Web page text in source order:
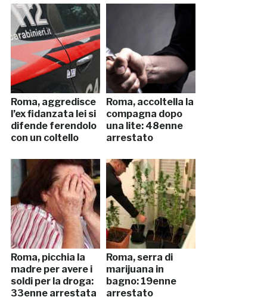
Roma, aggredisce
l’ex fidanzata lei si
difende ferendolo
con un coltello
Roma, accoltella la
compagna dopo
una lite: 48enne
arrestato
Roma, picchia la
madre per avere i
soldi per la droga:
33enne arrestata
Roma, serra di
marijuana in
bagno: 19enne
arrestato